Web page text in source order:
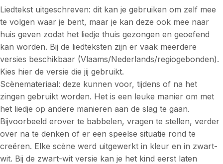
Liedtekst uitgeschreven: dit kan je gebruiken om zelf mee
te volgen waar je bent, maar je kan deze ook mee naar
huis geven zodat het liedje thuis gezongen en geoefend
kan worden. Bij de liedteksten zijn er vaak meerdere
versies beschikbaar (Vlaams/Nederlands/regiogebonden).
Kies hier de versie die jij gebruikt.
Scènemateriaal: deze kunnen voor, tijdens of na het
zingen gebruikt worden. Het is een leuke manier om met
het liedje op andere manieren aan de slag te gaan.
Bijvoorbeeld erover te babbelen, vragen te stellen, verder
over na te denken of er een speelse situatie rond te
creëren. Elke scène werd uitgewerkt in kleur en in zwart-
wit. Bij de zwart-wit versie kan je het kind eerst laten